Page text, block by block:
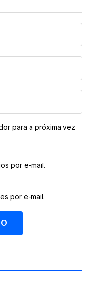
para a próxima vez
por e-mail.
por e-mail.